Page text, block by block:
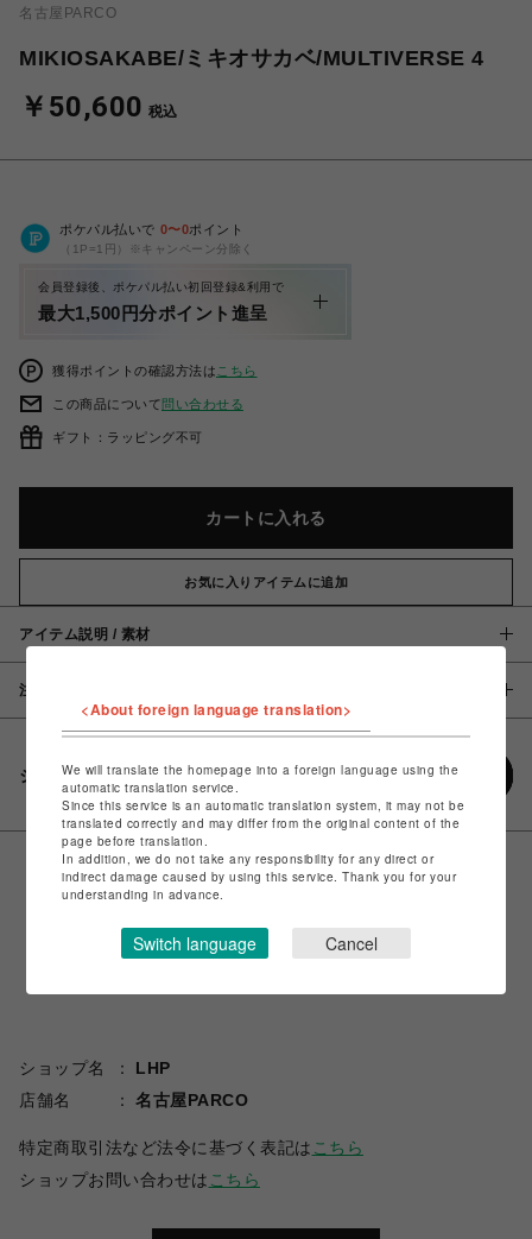
名古屋PARCO
MIKIOSAKABE/ミキオサカベ/MULTIVERSE 4
￥50,600 税込
ポケパル払いで 0〜0ポイント
（1P=1円）※キャンペーン分除く
会員登録後、ポケパル払い初回登録&利用で
最大1,500円分ポイント進呈
獲得ポイントの確認方法は こちら
この商品について問い合わせる
ギフト：ラッピング不可
カートに入れる
お気に入りアイテムに追加
アイテム説明 / 素材
注意事項
シェアする
ショップ名
LHP
店舗名
名古屋PARCO
特定商取引法など法令に基づく表記は こちら
ショップお問い合わせは こちら
<About foreign language translation>
We will translate the homepage into a foreign language using the
automatic translation service.
Since this service is an automatic translation system, it may not be
translated correctly and may differ from the original content of the
page before translation.
In addition, we do not take any responsibility for any direct or
indirect damage caused by using this service. Thank you for your
understanding in advance.
Switch language Cancel